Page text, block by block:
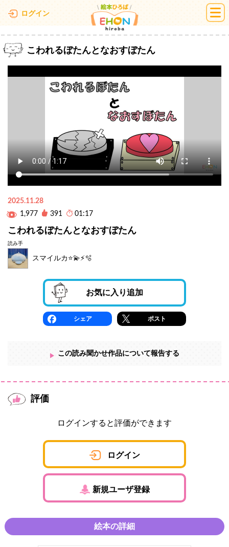
ログイン 絵本ひろば
こわれるぼたんとなおすぼたん
2025.11.28
1,977
391 01:17
こわれるぼたんとなおすぼたん
読み手
スマイルカ⭐️💫⚡️🫧
お気に入り追加
シェア ポスト
この読み聞かせ作品について報告する
評価
ログインすると評価ができます
ログイン
新規ユーザ登録
絵本の詳細